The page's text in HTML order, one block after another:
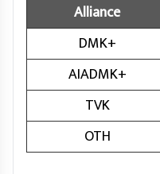
Alliance
DMK+
AIADMK+
TVK
OTH